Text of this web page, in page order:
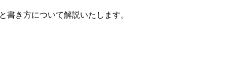
書き方について解説いたします。